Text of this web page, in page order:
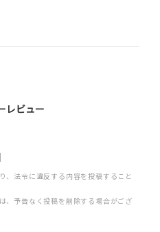
レビュー
、法令に違反する内容を投稿すること
、予告なく投稿を削除する場合がござ